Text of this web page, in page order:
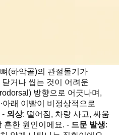
(하악골)의 관절돌기가
거나 씹는 것이 어려운
방향으로 어긋나며,
래 이빨이 비정상적으로
- 외상: 떨어짐, 차량 사고, 싸움
흔한 원인이에요. - 드문 발생: